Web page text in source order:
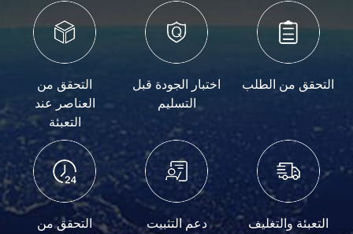
التحقق من الطلب
اختبار الجودة قبل
التسليم
التحقق من
العناصر عند
التعبئة
التعبئة والتغليف
دعم التثبيت
التحقق من